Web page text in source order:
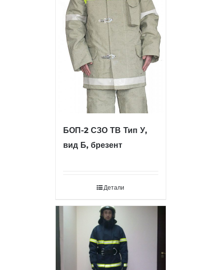
БОП-2 СЗО ТВ Тип У,
вид Б, брезент
Детали